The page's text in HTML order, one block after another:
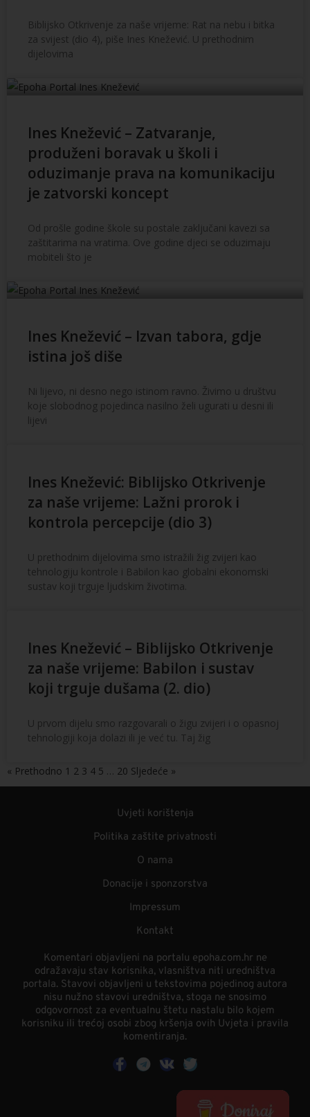
Biblijsko Otkrivenje za naše vrijeme: Rat na nebu i bitka
za svijest (dio 4), piše Ines Knežević. U prethodnim
dijelovima
Ines Knežević – Zatvaranje,
produženi boravak u školi i
oduzimanje prava na komunikaciju
je zatvorski koncept
Od prošle godine škole su postale zaključani kavezi sa
zaštitarima na vratima. Ove godine djeci se oduzimaju
mobiteli što je
Ines Knežević – Izvan tabora, gdje
istina još diše
Ni lijevo, ni desno nego istinom ravno. Živimo u društvu
koje slobodnog pojedinca nasilno želi ugurati u desni ili
lijevi
Ines Knežević: Biblijsko Otkrivenje
za naše vrijeme: Lažni prorok i
kontrola percepcije (dio 3)
U prethodnim dijelovima smo istražili žig zvijeri kao
tehnologiju kontrole i Babilon kao globalni ekonomski
sustav koji trguje ljudskim životima.
Ines Knežević – Biblijsko Otkrivenje
za naše vrijeme: Babilon i sustav
koji trguje dušama (2. dio)
U prvom dijelu smo razgovarali o žigu zvijeri i o opasnoj
tehnologiji koja dolazi ili je već tu. Taj žig
« Prethodno 1 2 3 4 5 … 20 Sljedeće »
Uvjeti korištenja
Politika zaštite privatnosti
O nama
Donacije i sponzorstva
Impressum
Kontakt
Komentari objavljeni na portalu epoha.com.hr ne
odražavaju stav korisnika, vlasništva niti uredništva
portala. Stavovi objavljeni u tekstovima pojedinog autora
nisu nužno stavovi uredništva, stoga ne snosimo
odgovornost za eventualnu štetu nastalu bilo kojem
korisniku ili trećoj osobi zbog kršenja ovih Uvjeta i pravila
komentiranja.